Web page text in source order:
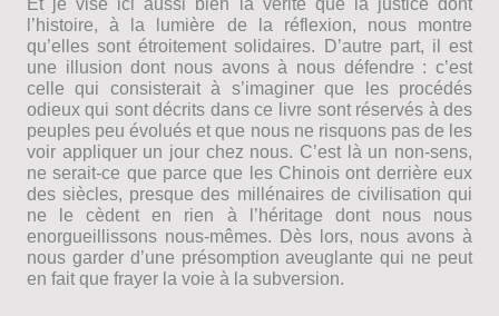
Et je vise ici aussi bien la vérité que la justice dont
l’histoire, à la lumière de la réflexion, nous montre
qu’elles sont étroitement solidaires. D’autre part, il est
une illusion dont nous avons à nous défendre : c’est
celle qui consisterait à s’imaginer que les procédés
odieux qui sont décrits dans ce livre sont réservés à des
peuples peu évolués et que nous ne risquons pas de les
voir appliquer un jour chez nous. C’est là un non-sens,
ne serait-ce que parce que les Chinois ont derrière eux
des siècles, presque des millénaires de civilisation qui
ne le cèdent en rien à l’héritage dont nous nous
enorgueillissons nous-mêmes. Dès lors, nous avons à
nous garder d’une présomption aveuglante qui ne peut
en fait que frayer la voie à la subversion.